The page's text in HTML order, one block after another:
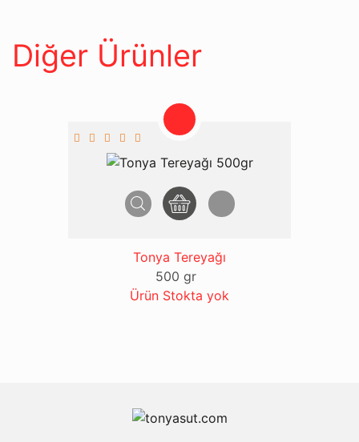
Diğer Ürünler
Tonya Tereyağı
500 gr
Ürün Stokta yok